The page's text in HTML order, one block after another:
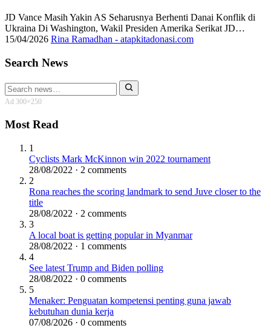
JD Vance Masih Yakin AS Seharusnya Berhenti Danai Konflik di
Ukraina Di Washington, Wakil Presiden Amerika Serikat JD…
15/04/2026 Rina Ramadhan - atapkitadonasi.com
Search News
Search
for:
Ad 300×250
Most Read
1
Cyclists Mark McKinnon win 2022 tournament
28/08/2022 · 2 comments
2
Rona reaches the scoring landmark to send Juve closer to the
title
28/08/2022 · 2 comments
3
A local boat is getting popular in Myanmar
28/08/2022 · 1 comments
4
See latest Trump and Biden polling
28/08/2022 · 0 comments
5
Menaker: Penguatan kompetensi penting guna jawab
kebutuhan dunia kerja
07/08/2026 · 0 comments